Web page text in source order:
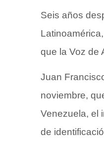
Seis años
que la Voz de
Juan
noviembre,
Venezuela, el
de